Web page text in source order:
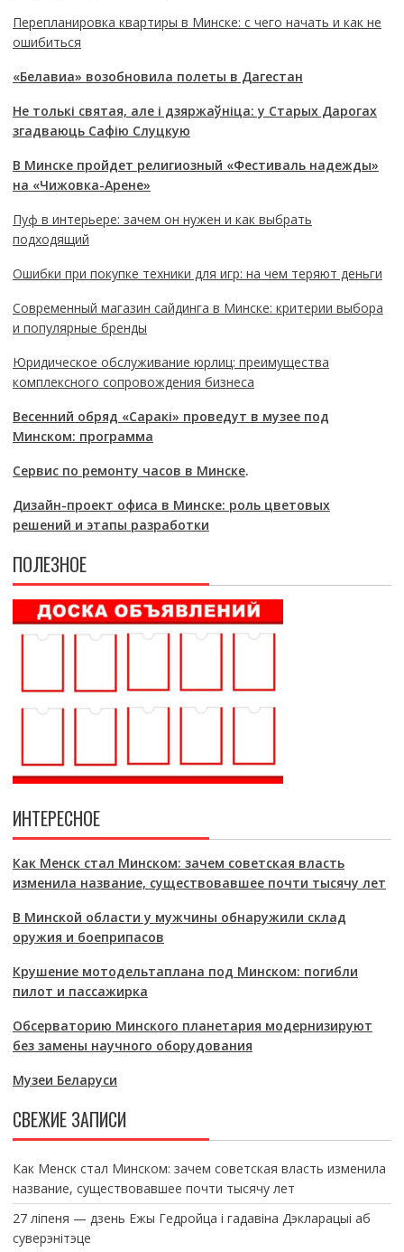
Перепланировка квартиры в Минске: с чего начать и как не
ошибиться
«Белавиа» возобновила полеты в Дагестан
Не толькі святая, але і дзяржаўніца: у Старых Дарогах
згадваюць Сафію Слуцкую
В Минске пройдет религиозный «Фестиваль надежды»
на «Чижовка-Арене»
Пуф в интерьере: зачем он нужен и как выбрать
подходящий
Ошибки при покупке техники для игр: на чем теряют деньги
Современный магазин сайдинга в Минске: критерии выбора
и популярные бренды
Юридическое обслуживание юрлиц: преимущества
комплексного сопровождения бизнеса
Весенний обряд «Саракі» проведут в музее под
Минском: программа
Сервис по ремонту часов в Минске.
Дизайн-проект офиса в Минске: роль цветовых
решений и этапы разработки
ПОЛЕЗНОЕ
ИНТЕРЕСНОЕ
Как Менск стал Минском: зачем советская власть
изменила название, существовавшее почти тысячу лет
В Минской области у мужчины обнаружили склад
оружия и боеприпасов
Крушение мотодельтаплана под Минском: погибли
пилот и пассажирка
Обсерваторию Минского планетария модернизируют
без замены научного оборудования
Музеи Беларуси
СВЕЖИЕ ЗАПИСИ
Как Менск стал Минском: зачем советская власть изменила
название, существовавшее почти тысячу лет
27 ліпеня — дзень Ежы Гедройца і гадавіна Дэкларацыі аб
суверэнітэце